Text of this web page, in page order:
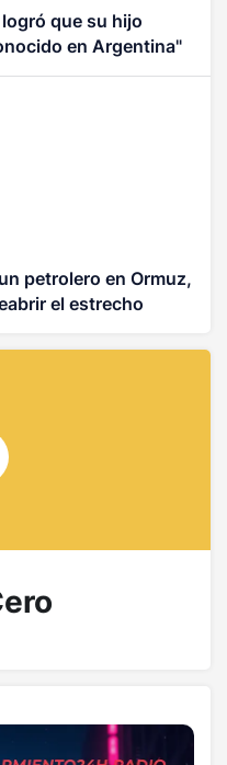
que su hijo
en Argentina"
petrolero en Ormuz,
el estrecho